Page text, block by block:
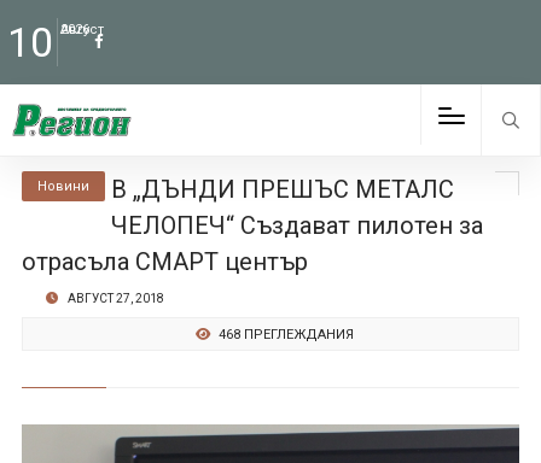
10 Август
2026
Новини
В „ДЪНДИ ПРЕШЪС МЕТАЛС
ЧЕЛОПЕЧ“ Създават пилотен за
отрасъла СМАРТ център
АВГУСТ 27, 2018
468 ПРЕГЛЕЖДАНИЯ